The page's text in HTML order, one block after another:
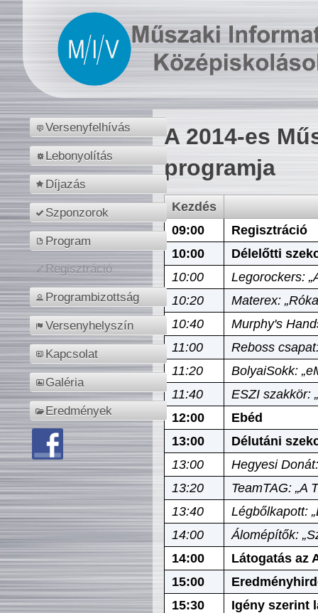
Versenyfelhívás
Lebonyolítás
Díjazás
Szponzorok
Program
Regisztráció
Programbizottság
Versenyhelyszín
Kapcsolat
Galéria
Eredmények
A 2014-es
programja
Kezdés
09:00
Regisztráció
10:00
Délelőtti
10:00
Legorockers:
10:20
Materex:
10:40
Murphy's
11:00
Reboss
11:20
BolyaiSokk:
11:40
ESZI szakkör:
12:00
Ebéd
13:00
Délutáni
13:00
Hegyesi
13:20
TeamTAG: „A
13:40
Légbőlkapott:
14:00
Álomépítők:
14:00
Látogatás az
15:00
15:30
Igény szerint